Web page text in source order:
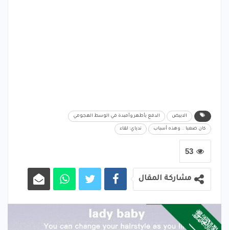
الابيض الدفع بأطهر وأمبدة في الوسط الهجومي
كان صعبا .. وهذه أسباب ندياي: لقاء
53
مشاركة المقال